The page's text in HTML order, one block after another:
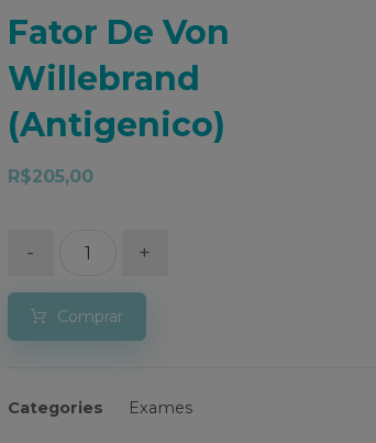
Fator De Von
Willebrand
(Antigenico)
R$205,00
- +
Comprar
Categories Exames